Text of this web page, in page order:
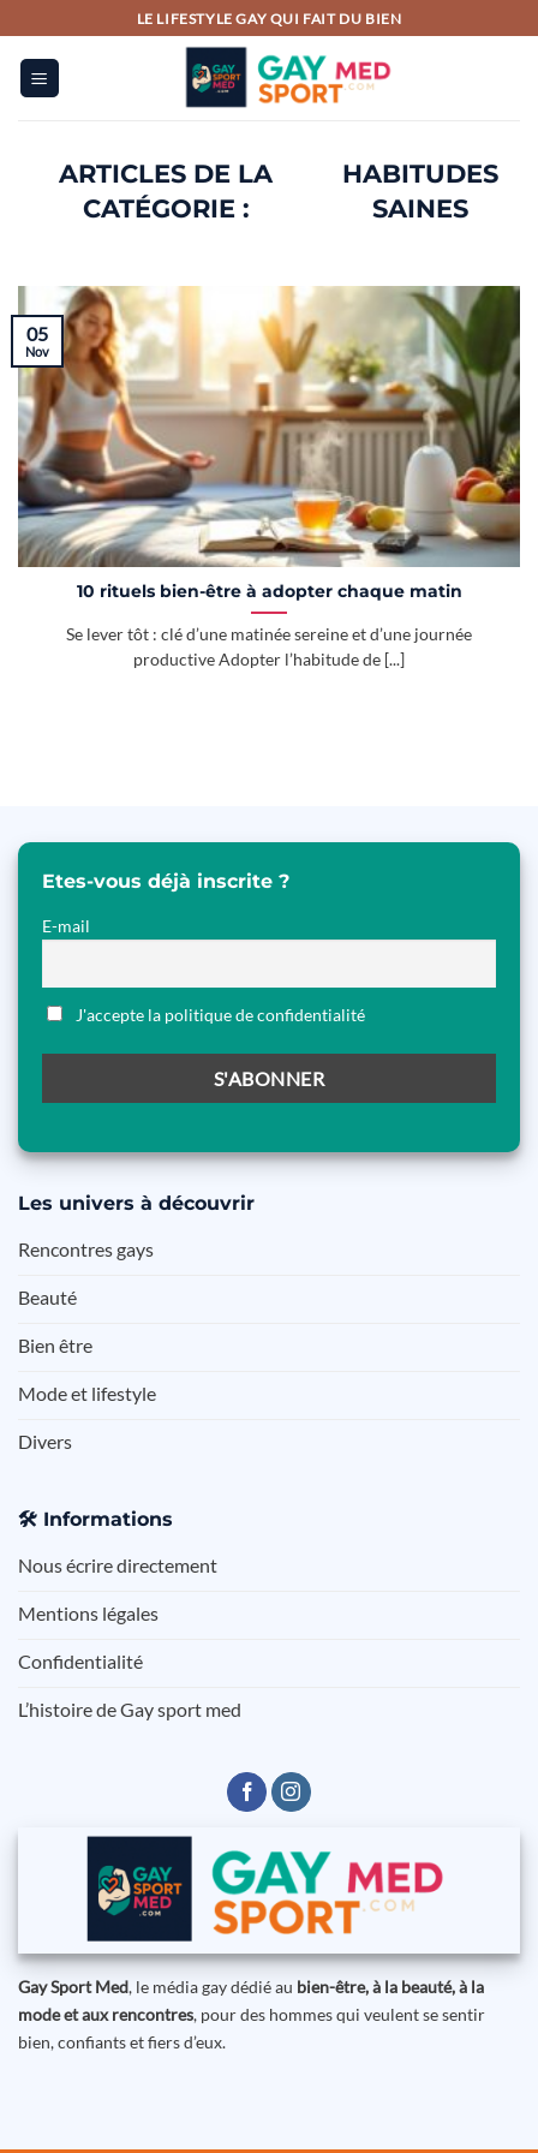
au
contenu
LE LIFESTYLE GAY QUI FAIT DU BIEN
HABITUDES
SAINES
10 rituels bien-être à adopter chaque matin
Se lever tôt : clé d’une matinée sereine et d’une journée
productive Adopter l’habitude de [...]
05
Nov
Etes-vous déjà inscrite ?
E-mail
J'accepte la politique de confidentialité
Les univers à découvrir
Rencontres gays
Beauté
Bien être
Mode et lifestyle
Divers
🛠️ Informations
Nous écrire directement
Mentions légales
Confidentialité
L’histoire de Gay sport med
Gay Sport Med, le média gay dédié au bien-être, à la beauté, à la
mode et aux rencontres, pour des hommes qui veulent se sentir
bien, confiants et fiers d’eux.